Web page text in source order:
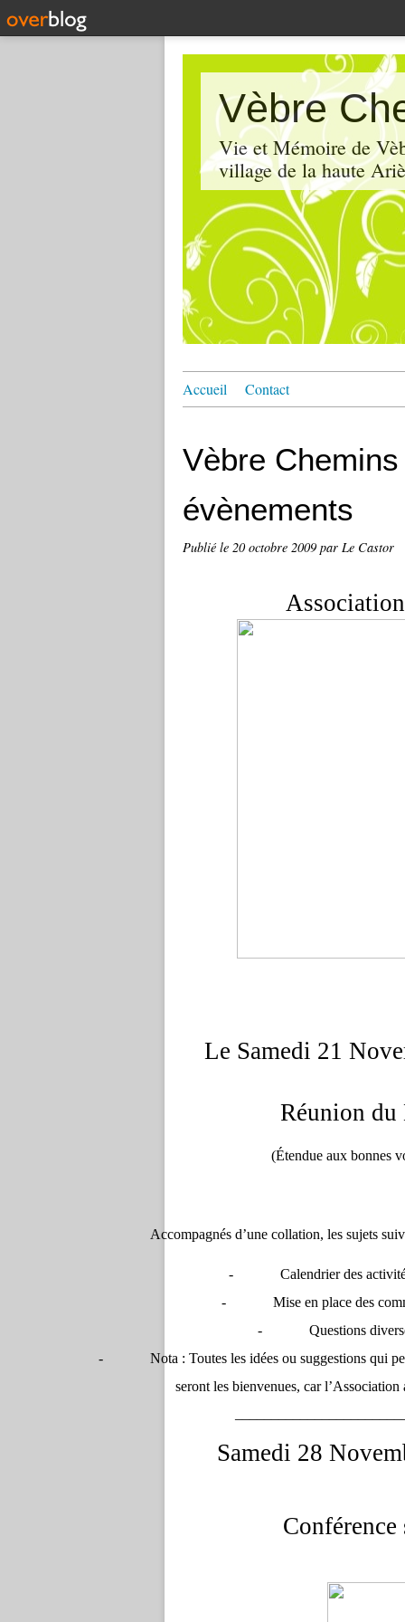
Vèbre
Vie et Mémoire de
village de la haute
Accueil Contact
Vèbre
évènements
Publié le 20 octobre 2009 par Le Castor
Le Samedi 21
Réunion du
(Étendue aux bonnes
Accompagnés d’une collation, les sujets
-
Calendrier des
-
Mise en place des
-
Questions
-
Nota : Toutes les idées ou suggestions qui
seront les bienvenues, car l’Association
Samedi 28